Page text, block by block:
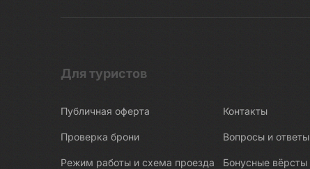
Для туристов
Публичная оферта
Проверка брони
Режим работы и схема проезда
Контакты
Вопросы и ответы
Бонусные вёрсты